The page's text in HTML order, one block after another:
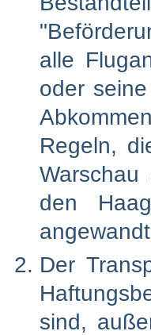
alle
oder
Regeln,
den
Der
sind,